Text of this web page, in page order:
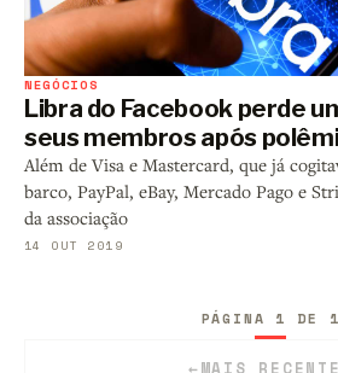
NEGÓCIOS
Libra do Facebook perde
seus membros após
Além de Visa e Mastercard, que já
barco, PayPal, eBay, Mercado Pago e
da associação
14 OUT 2019
PÁGINA 1 DE 1